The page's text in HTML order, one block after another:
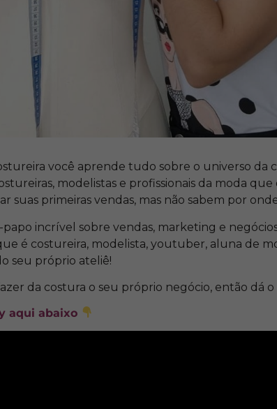
você aprende tudo sobre o universo da
modelistas e profissionais da moda
suas primeiras vendas, mas não sabem por
papo incrível sobre vendas, marketing e
é costureira, modelista, youtuber, aluna de
seu próprio ateliê!
da costura o seu próprio negócio, então dá o
aqui abaixo